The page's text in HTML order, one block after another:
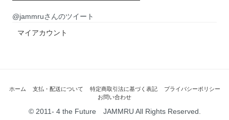
@jammruさんのツイート
マイアカウント
ホーム 支払・配送について 特定商取引法に基づく表記
プライバシーポリシー
お問い合わせ
© 2011- 4 the Future JAMMRU All Rights Reserved.